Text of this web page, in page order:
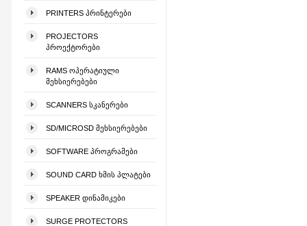
PRINTERS ᲞᲠᲘᲜᲢᲔᲠᲔᲑᲘ
PROJECTORS
ᲞᲠᲝᲔᲥᲢᲝᲠᲔᲑᲘ
RAMS ᲝᲞᲔᲠᲐᲢᲘᲣᲚᲘ
ᲛᲔᲮᲡᲘᲔᲠᲔᲑᲔᲑᲘ
SCANNERS ᲡᲙᲐᲜᲔᲠᲔᲑᲘ
SD/MICROSD ᲛᲔᲮᲡᲘᲔᲠᲔᲑᲔᲑᲘ
SOFTWARE ᲞᲠᲝᲒᲠᲐᲛᲔᲑᲘ
SOUND CARD ᲮᲛᲘᲡ ᲞᲚᲐᲢᲔᲑᲘ
SPEAKER ᲓᲘᲜᲐᲛᲘᲙᲔᲑᲘ
SURGE PROTECTORS